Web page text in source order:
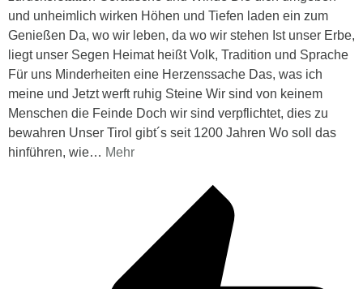
und unheimlich wirken Höhen und Tiefen laden ein zum
Genießen Da, wo wir leben, da wo wir stehen Ist unser Erbe,
liegt unser Segen Heimat heißt Volk, Tradition und Sprache
Für uns Minderheiten eine Herzenssache Das, was ich
meine und Jetzt werft ruhig Steine Wir sind von keinem
Menschen die Feinde Doch wir sind verpflichtet, dies zu
bewahren Unser Tirol gibt´s seit 1200 Jahren Wo soll das
hinführen, wie… Mehr